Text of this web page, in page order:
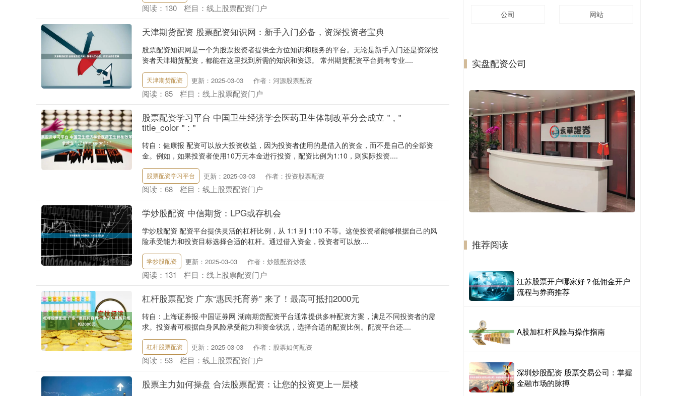
阅读： 130 栏目： 线上股票配资门户
天津期货配资 股票配资知识网：新手入门必备，资深投资者宝典
股票配资知识网是一个为股票投资者提供全方位知识和服务的平台。无论是新手入门还是资深投
资者天津期货配资，都能在这里找到所需的知识和资源。 常州期货配资平台拥有专业....
天津期货配资 更新：2025-03-03 作者：河源股票配资
阅读： 85 栏目： 线上股票配资门户
股票配资学习平台 中国卫生经济学会医药卫生体制改革分会成立＂,＂
title_color＂:＂
转自：健康报 配资可以放大投资收益，因为投资者使用的是借入的资金，而不是自己的全部资
金。例如，如果投资者使用10万元本金进行投资，配资比例为1:10，则实际投资....
股票配资学习平台 更新：2025-03-03 作者：投资股票配资
阅读： 68 栏目： 线上股票配资门户
学炒股配资 中信期货：LPG或存机会
学炒股配资 配资平台提供灵活的杠杆比例，从 1:1 到 1:10 不等。这使投资者能够根据自己的风
险承受能力和投资目标选择合适的杠杆。通过借入资金，投资者可以放....
学炒股配资 更新：2025-03-03 作者：炒股配资炒股
阅读： 131 栏目： 线上股票配资门户
杠杆股票配资 广东“惠民托育券” 来了！最高可抵扣2000元
转自：上海证券报·中国证券网 湖南期货配资平台通常提供多种配资方案，满足不同投资者的需
求。投资者可根据自身风险承受能力和资金状况，选择合适的配资比例。配资平台还....
杠杆股票配资 更新：2025-03-03 作者：股票如何配资
阅读： 53 栏目： 线上股票配资门户
股票主力如何操盘 合法股票配资：让您的投资更上一层楼
公司 网站
实盘配资公司
推荐阅读
江苏股票开户哪家好？低佣金开户
流程与券商推荐
A股加杠杆风险与操作指南
深圳炒股配资 股票交易公司：掌握
金融市场的脉搏